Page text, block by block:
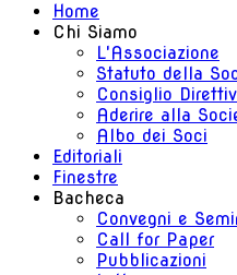
Home
Chi Siamo
L'Associazione
Statuto della
Consiglio
Aderire alla
Albo dei Soci
Editoriali
Finestre
Bacheca
Convegni e
Call for Paper
Pubblicazioni